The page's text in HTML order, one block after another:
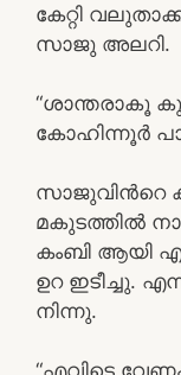
കേറ്റി
സാജു അലറി.
“ശാന്തരാകൂ
കോഹിന്നൂർ
സാജുവിൻറെ
മകുടത്തിൽ
കംബി ആയി
ഉറ ഇടീച്ചു.
നിന്നു.
“എവിടെ